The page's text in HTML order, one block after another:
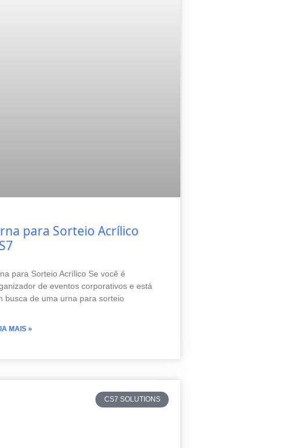
para Sorteio Acrílico
para Sorteio Acrílico Se você é
de eventos corporativos e está
busca de uma urna para sorteio
MAIS »
CS7 SOLUTIONS